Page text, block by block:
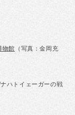
物館 （写真：金岡充
ハトイェーガーの戦